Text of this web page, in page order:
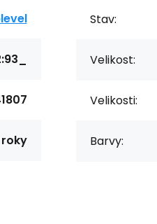
roky
Stav:
Velikost:
Velikosti:
Barvy: